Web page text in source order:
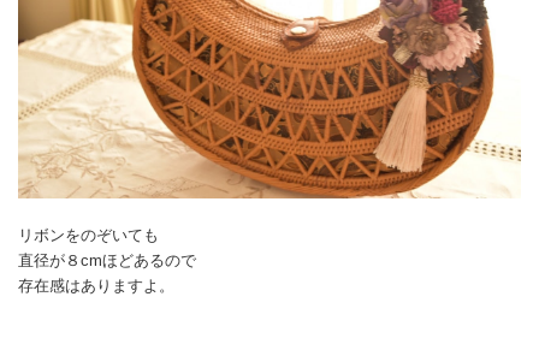
リボンをのぞいても
直径が８cmほどあるので
存在感はありますよ。